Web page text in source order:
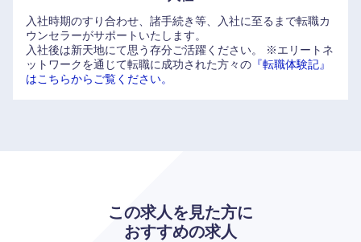
入社時期のすり合わせ、諸手続き等、入社に至るまで転職カ
ウンセラーがサポートいたします。
入社後は新天地にて思う存分ご活躍ください。
※エリートネ
ットワークを通じて転職に成功された方々の 『転職体験記』
はこちらからご覧ください。
この求人を見た方に
おすすめの求人